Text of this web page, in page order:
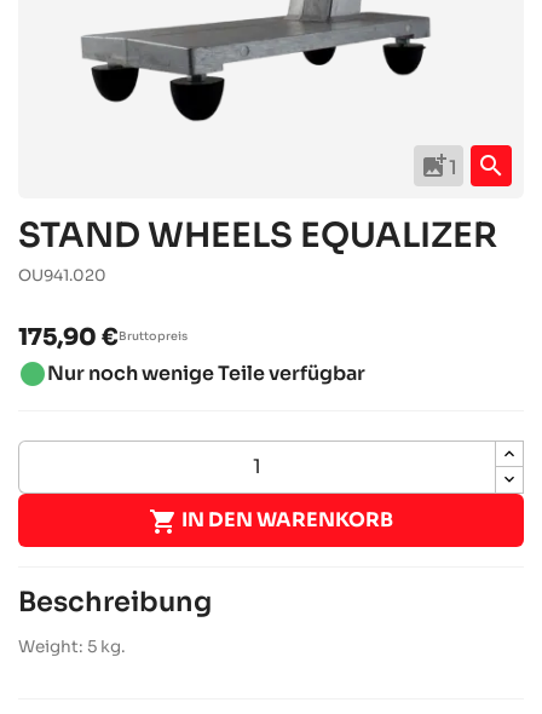
add_photo_alternate1 search
STAND WHEELS EQUALIZER
OU941.020
175,90 €Bruttopreis
brightness_1Nur noch wenige Teile verfügbar
 IN DEN WARENKORB
Beschreibung
Weight: 5 kg.